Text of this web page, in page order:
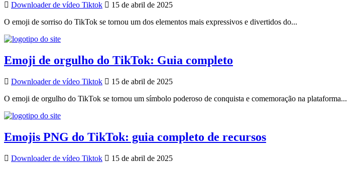
Downloader de vídeo Tiktok
15 de abril de 2025
O emoji de sorriso do TikTok se tornou um dos elementos mais expressivos e divertidos do...
Emoji de orgulho do TikTok: Guia completo
Downloader de vídeo Tiktok
15 de abril de 2025
O emoji de orgulho do TikTok se tornou um símbolo poderoso de conquista e comemoração na plataforma...
Emojis PNG do TikTok: guia completo de recursos
Downloader de vídeo Tiktok 15 de abril de 2025